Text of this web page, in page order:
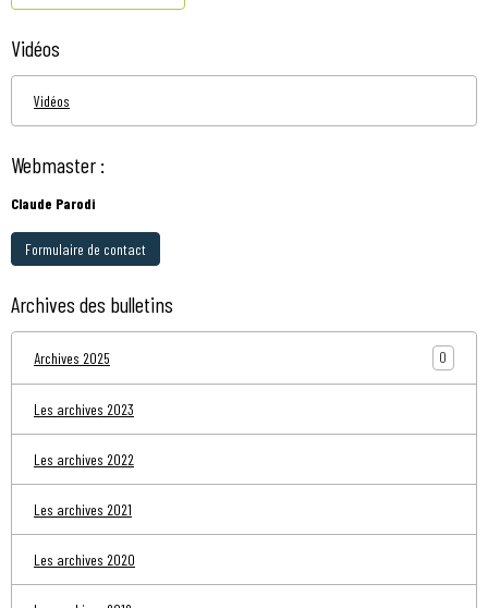
Vidéos
Vidéos
Webmaster :
Claude Parodi
Formulaire de contact
Archives des bulletins
Archives 2025 0
Les archives 2023
Les archives 2022
Les archives 2021
Les archives 2020